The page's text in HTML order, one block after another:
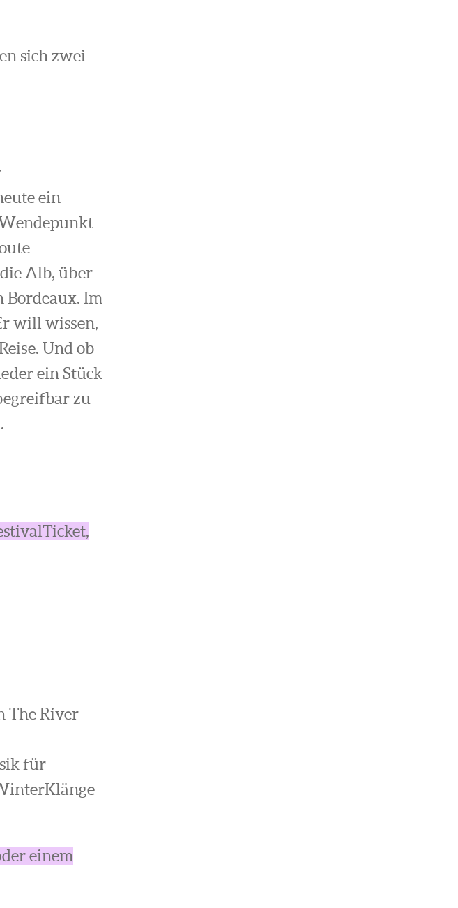
sich zwei
ein
Alb, über
Bordeaux. Im
will wissen,
Und ob
ein Stück
zu
The River
für
einem